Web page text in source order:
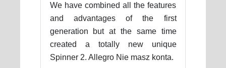
We have combined all the features
and advantages of the first
generation but at the same time
created a totally new unique
Spinner 2. Allegro Nie masz konta.